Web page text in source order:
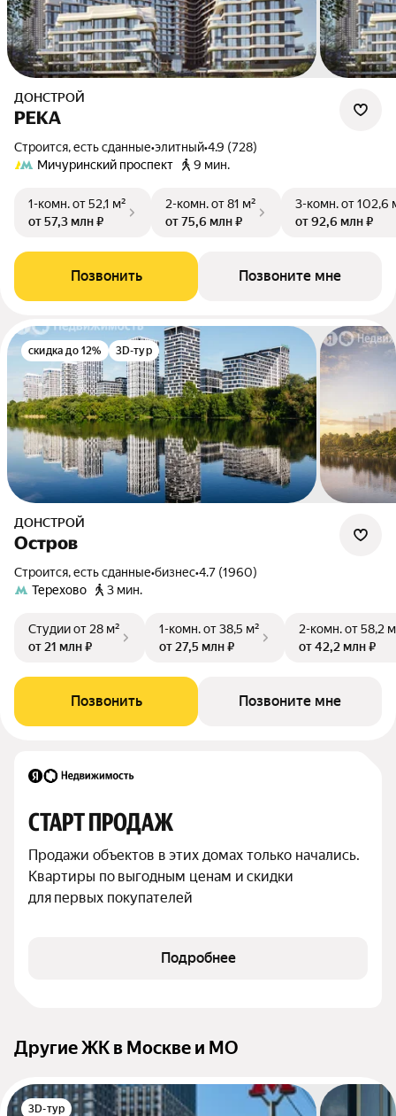
ДОНСТРОЙ
РЕКА
Строится, есть сданные•элитный•4.9 (728)
Мичуринский проспект
9 мин.
1-комн.от 52,1 м²
от 57,3 млн ₽
2-комн.от 81 м²
от 75,6 млн ₽
3-комн.от 102,6
от 92,6 млн ₽
Позвонить Позвоните мне
скидка до 12% 3D-тур
ДОНСТРОЙ
Остров
Строится, есть сданные•бизнес•4.7 (1960)
Терехово
3 мин.
Студииот 28 м²
от 21 млн ₽
1-комн.от 38,5 м²
от 27,5 млн ₽
2-комн.от 58,2
от 42,2 млн ₽
Позвонить Позвоните мне
СТАРТ ПРОДАЖ
Продажи объектов в этих домах только начались.
Квартиры по выгодным ценам и скидки
для первых покупателей
Подробнее
Другие ЖК в Москве и МО
3D-тур